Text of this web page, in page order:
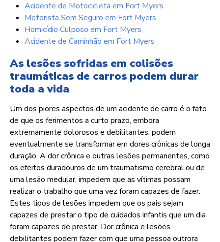
Acidente de Motocicleta em Fort Myers
Motorista Sem Seguro em Fort Myers
Homicídio Culposo em Fort Myers
Acidente de Caminhão em Fort Myers
As lesões sofridas em colisões
traumáticas de carros podem durar
toda a vida
Um dos piores aspectos de um acidente de carro é o fato
de que os ferimentos a curto prazo, embora
extremamente dolorosos e debilitantes, podem
eventualmente se transformar em dores crônicas de longa
duração. A dor crônica e outras lesões permanentes, como
os efeitos duradouros de um traumatismo cerebral ou de
uma lesão medular, impedem que as vítimas possam
realizar o trabalho que uma vez foram capazes de fazer.
Estes tipos de lesões impedem que os pais sejam
capazes de prestar o tipo de cuidados infantis que um dia
foram capazes de prestar. Dor crônica e lesões
debilitantes podem fazer com que uma pessoa outrora